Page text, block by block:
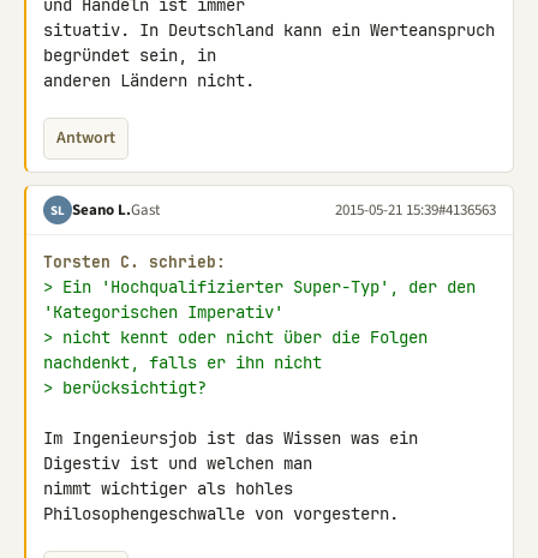
und Handeln ist immer
situativ. In Deutschland kann ein Werteanspruch
begründet sein, in
anderen Ländern nicht.
Antwort
SL Seano L.Gast 2015-05-21 15:39#4136563
Torsten C. schrieb:
> Ein 'Hochqualifizierter Super-Typ', der den
'Kategorischen Imperativ'
> nicht kennt oder nicht über die Folgen
nachdenkt, falls er ihn nicht
> berücksichtigt?
Im Ingenieursjob ist das Wissen was ein
Digestiv ist und welchen man
nimmt wichtiger als hohles
Philosophengeschwalle von vorgestern.